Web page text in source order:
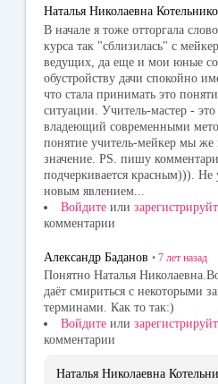
Наталья Николаевна
В начале я тоже отторгала
курса так "сблизилась" с
ведущих, да еще и мои юные
обустройству дачи спокойно
что стала принимать это
ситуации. Учитель-мастер - это
владеющий современными
понятие учитель-мейкер мы же
значение. PS. пишу
подчеркивается красным))). Не
новым явлением...
Войдите или
комментарии
Александр Баданов • 7 лет назад
Понятно Наталья
даёт смириться с некоторыми
терминами. Как то так:)
Войдите или
комментарии
Наталья Николаевна